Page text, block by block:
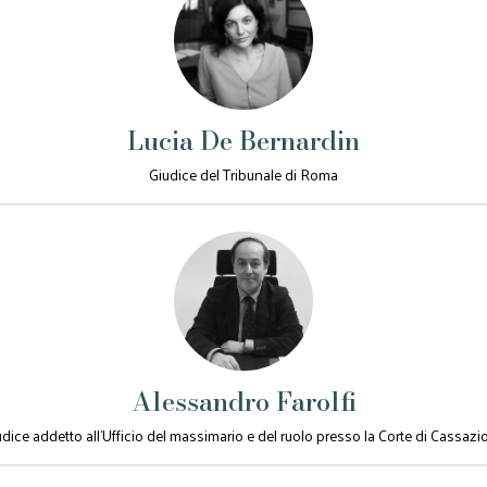
Lucia De Bernardin
Giudice del Tribunale di Roma
Alessandro Farolfi
addetto all'Ufficio del massimario e del ruolo presso la Corte di